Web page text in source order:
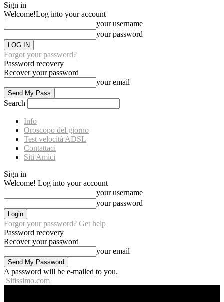
Sign in
Welcome!Log into your account
your username
your password
Forgot your password?
Password recovery
Recover your password
your email
Search
Info
Oroscopo del giorno
Test velocità ADSL
Contattaci
Siti Amici
Sign in
Welcome! Log into your account
your username
your password
Forgot your password? Get help
Password recovery
Recover your password
your email
A password will be e-mailed to you.
Sitissimo.com